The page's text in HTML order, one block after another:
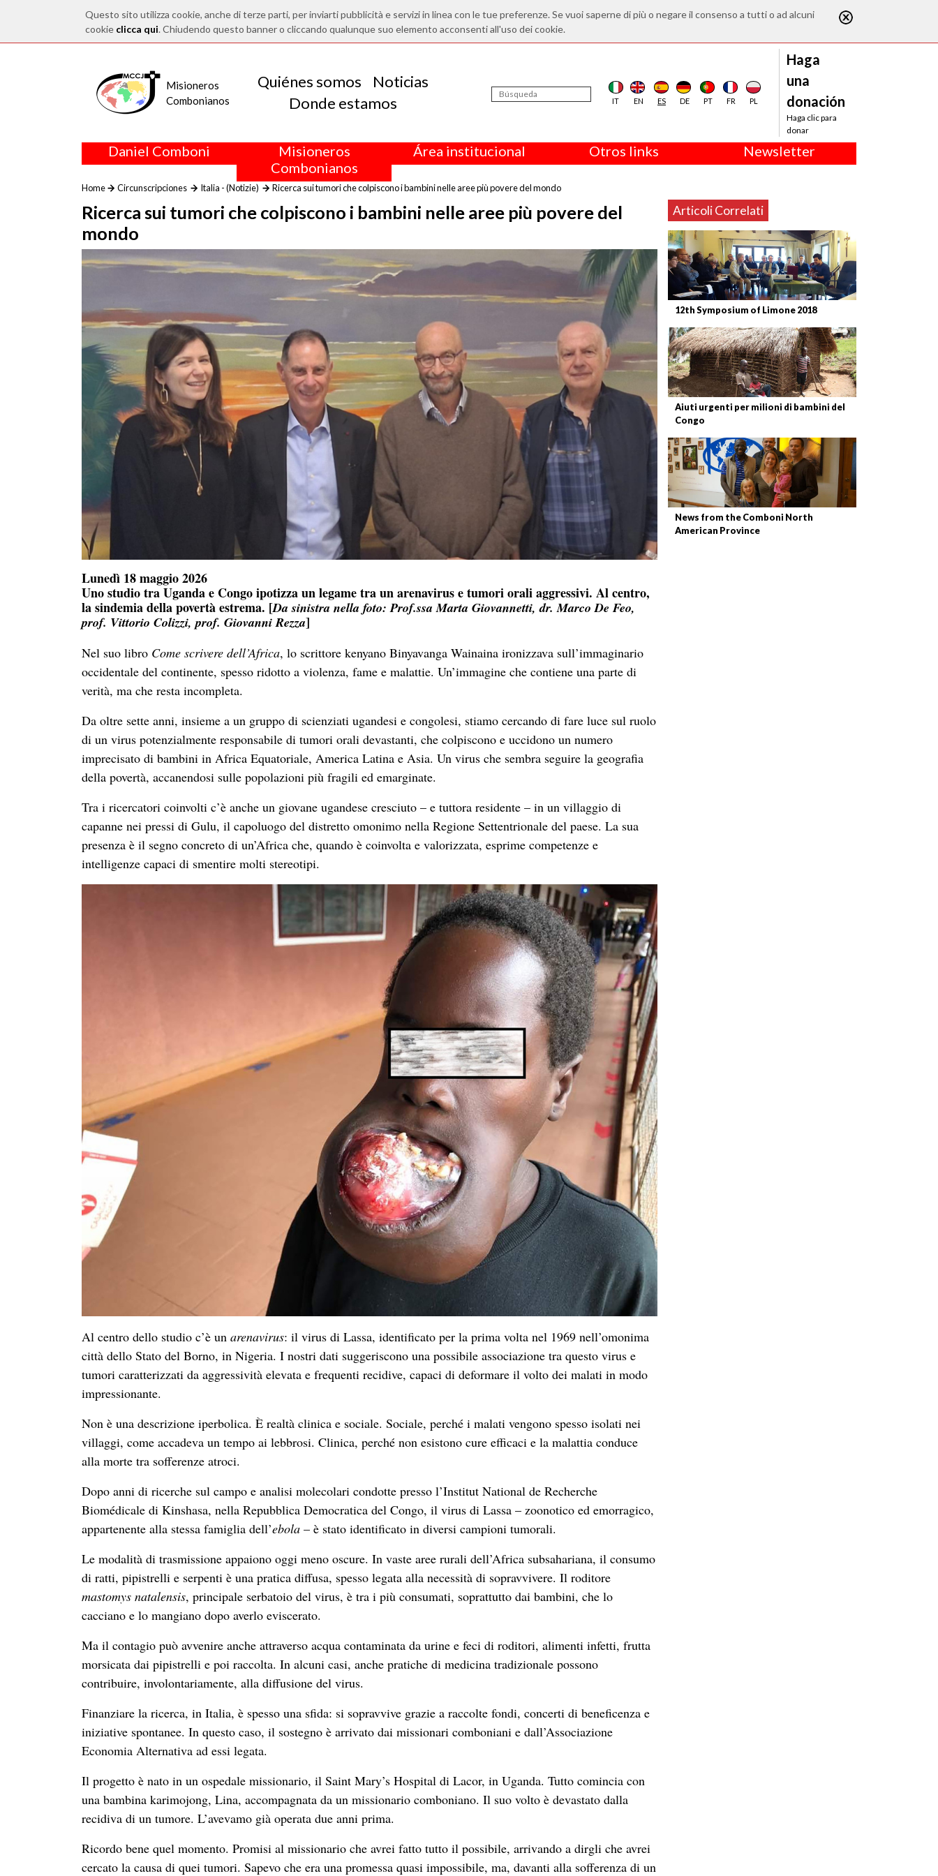
Questo sito utilizza cookie, anche di terze parti, per inviarti pubblicità e servizi in linea con le tue preferenze. Se vuoi saperne di più o negare il consenso a tutti o ad alcuni
cookie clicca qui. Chiudendo questo banner o cliccando qualunque suo elemento acconsenti all'uso dei cookie.
Misioneros
Combonianos
Quiénes somos
Noticias
Donde estamos
IT EN ES DE PT FR PL
Haga
una
donación
Haga clic para
donar
Daniel Comboni
Misioneros
Combonianos
Área institucional Otros links Newsletter
Home Circunscripciones Italia - (Notizie) Ricerca sui tumori che colpiscono i bambini nelle aree più povere del mondo
Ricerca sui tumori che colpiscono i bambini nelle aree più povere del
mondo
Articoli Correlati
12th Symposium of Limone 2018
Aiuti urgenti per milioni di bambini del
Congo
News from the Comboni North
American Province
Lunedì 18 maggio 2026
Uno studio tra Uganda e Congo ipotizza un legame tra un arenavirus e tumori orali aggressivi. Al centro,
la sindemia della povertà estrema. [Da sinistra nella foto: Prof.ssa Marta Giovannetti, dr. Marco De Feo,
prof. Vittorio Colizzi, prof. Giovanni Rezza]
Nel suo libro Come scrivere dell’Africa, lo scrittore kenyano Binyavanga Wainaina ironizzava sull’immaginario
occidentale del continente, spesso ridotto a violenza, fame e malattie. Un’immagine che contiene una parte di
verità, ma che resta incompleta.
Da oltre sette anni, insieme a un gruppo di scienziati ugandesi e congolesi, stiamo cercando di fare luce sul ruolo
di un virus potenzialmente responsabile di tumori orali devastanti, che colpiscono e uccidono un numero
imprecisato di bambini in Africa Equatoriale, America Latina e Asia. Un virus che sembra seguire la geografia
della povertà, accanendosi sulle popolazioni più fragili ed emarginate.
Tra i ricercatori coinvolti c’è anche un giovane ugandese cresciuto – e tuttora residente – in un villaggio di
capanne nei pressi di Gulu, il capoluogo del distretto omonimo nella Regione Settentrionale del paese. La sua
presenza è il segno concreto di un’Africa che, quando è coinvolta e valorizzata, esprime competenze e
intelligenze capaci di smentire molti stereotipi.
Al centro dello studio c’è un arenavirus: il virus di Lassa, identificato per la prima volta nel 1969 nell’omonima
città dello Stato del Borno, in Nigeria. I nostri dati suggeriscono una possibile associazione tra questo virus e
tumori caratterizzati da aggressività elevata e frequenti recidive, capaci di deformare il volto dei malati in modo
impressionante.
Non è una descrizione iperbolica. È realtà clinica e sociale. Sociale, perché i malati vengono spesso isolati nei
villaggi, come accadeva un tempo ai lebbrosi. Clinica, perché non esistono cure efficaci e la malattia conduce
alla morte tra sofferenze atroci.
Dopo anni di ricerche sul campo e analisi molecolari condotte presso l’Institut National de Recherche
Biomédicale di Kinshasa, nella Repubblica Democratica del Congo, il virus di Lassa – zoonotico ed emorragico,
appartenente alla stessa famiglia dell’ebola – è stato identificato in diversi campioni tumorali.
Le modalità di trasmissione appaiono oggi meno oscure. In vaste aree rurali dell’Africa subsahariana, il consumo
di ratti, pipistrelli e serpenti è una pratica diffusa, spesso legata alla necessità di sopravvivere. Il roditore
mastomys natalensis, principale serbatoio del virus, è tra i più consumati, soprattutto dai bambini, che lo
cacciano e lo mangiano dopo averlo eviscerato.
Ma il contagio può avvenire anche attraverso acqua contaminata da urine e feci di roditori, alimenti infetti, frutta
morsicata dai pipistrelli e poi raccolta. In alcuni casi, anche pratiche di medicina tradizionale possono
contribuire, involontariamente, alla diffusione del virus.
Finanziare la ricerca, in Italia, è spesso una sfida: si sopravvive grazie a raccolte fondi, concerti di beneficenza e
iniziative spontanee. In questo caso, il sostegno è arrivato dai missionari comboniani e dall’Associazione
Economia Alternativa ad essi legata.
Il progetto è nato in un ospedale missionario, il Saint Mary’s Hospital di Lacor, in Uganda. Tutto comincia con
una bambina karimojong, Lina, accompagnata da un missionario comboniano. Il suo volto è devastato dalla
recidiva di un tumore. L’avevamo già operata due anni prima.
Ricordo bene quel momento. Promisi al missionario che avrei fatto tutto il possibile, arrivando a dirgli che avrei
cercato la causa di quei tumori. Sapevo che era una promessa quasi impossibile, ma, davanti alla sofferenza di un